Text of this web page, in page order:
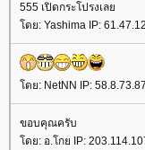
555 เปิดกระโปรงเล
ดย: Yashima IP:
ดย: NetNN IP:
ขอบคุณครับ
ดย: อ.โกย IP: